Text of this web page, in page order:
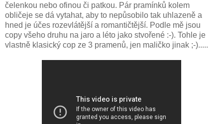
čelenkou nebo ofinou či patkou. Pár pramínků kolem
obličeje se dá vytahat, aby to nepůsobilo tak uhlazeně a
hned je účes rozevlátější a romantičtější. Podle mě jsou
copy všeho druhu na jaro a léto jako stvořené :-). Tohle je
vlastně klasický cop ze 3 pramenů, jen maličko jinak ;-).....